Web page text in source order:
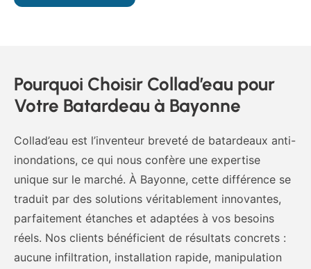
Pourquoi Choisir Collad’eau pour
Votre Batardeau à Bayonne
Collad’eau est l’inventeur breveté de batardeaux anti-
inondations, ce qui nous confère une expertise
unique sur le marché. À Bayonne, cette différence se
traduit par des solutions véritablement innovantes,
parfaitement étanches et adaptées à vos besoins
réels. Nos clients bénéficient de résultats concrets :
aucune infiltration, installation rapide, manipulation